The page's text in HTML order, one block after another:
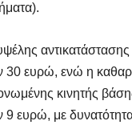
αντικατάστασης
30 ευρώ, ενώ η
κινητής
9 ευρώ, με